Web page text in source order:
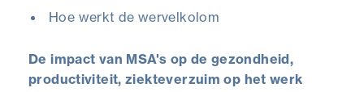
Hoe werkt de wervelkolom
De impact van MSA's op de gezondheid,
productiviteit, ziekteverzuim op het werk